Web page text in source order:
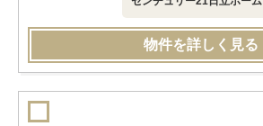
物件を詳しく見る